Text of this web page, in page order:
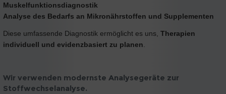
Muskelfunktionsdiagnostik
Analyse des Bedarfs an Mikronährstoffen und Supplementen
Diese umfassende Diagnostik ermöglicht es uns, Therapien
individuell und evidenzbasiert zu planen
Wir verwenden modernste Analysegeräte zur
Stoffwechselanalyse.